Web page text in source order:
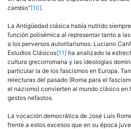
cambio”[10].
La Antigüedad clásica había nutrido
función polisémica al representar tanto a
a los perversos autoritarismos. Luciano
Estudios Clásicos[11] ha analizado la
cultura grecorromana y las ideologías
particular la de los fascismos en Europa.
relecturas del pasado (Roma para el
el nazismo) convierten al mundo clásico en
gestos nefastos.
La vocación democrática de José Luis
frente a estos excesos que en su época